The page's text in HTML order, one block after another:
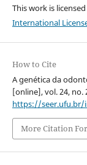
This work is
International
How to Cite
A genética da
[online], vol. 24, no.
https://seer.ufu.br/
More Citation